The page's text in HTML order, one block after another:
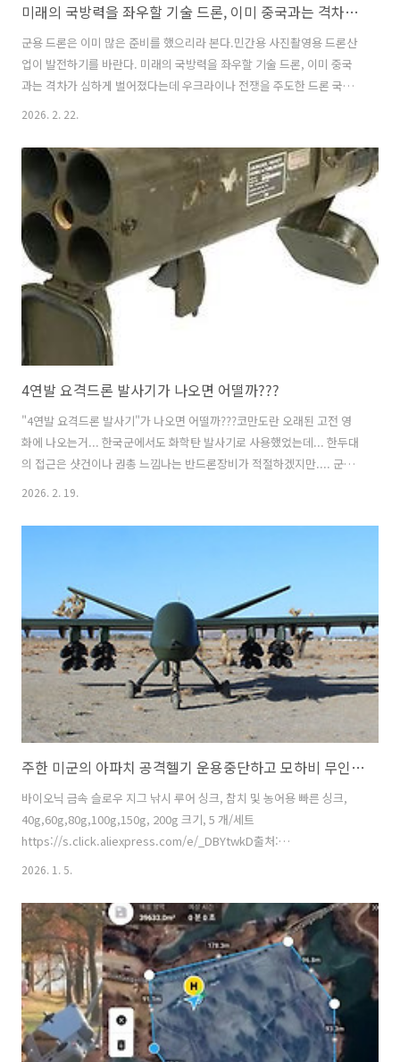
미래의 국방력을 좌우할 기술 드론, 이미 중국과는 격차가 심하게 벌어졌다는데
군용 드론은 이미 많은 준비를 했으리라 본다.민간용 사진촬영용 드론산
업이 발전하기를 바란다. 미래의 국방력을 좌우할 기술 드론, 이미 중국
과는 격차가 심하게 벌어졌다는데 우크라이나 전쟁을 주도한 드론 국산
화 시급하다｜다큐프라임｜#골라듄다큐 📌 미래 국방력의 핵심인 드론
인 블레이저 대공 무기를 세계 최초로 양산 배치했으며, 양자 암호 기술
을 드론에 접목하여 보안을 강화하고 대형 무인기 운영 가능성을 확인하
는 등 국방력 강화를 위한 노력을 지속하고 있습니다. 💡 한국 드론 기술
의 현주소는?우크라이나 전쟁을 통해 북한군이 드론 운용 노하우를 습득
하고 있어 위협이 커지는 가운데, 한국은 대드론 TF팀 운영, 안티드론 시
스템 연구 개발, 레..
2026. 2. 22.
4연발 요격드론 발사기가 나오면 어떨까???
"4연발 요격드론 발사기"가 나오면 어떨까???코만도란 오래된 고전 영
화에 나오는거... 한국군에서도 화학탄 발사기로 사용했었는데... 한두대
의 접근은 샷건이나 권총 느낌나는 반드론장비가 적절하겠지만.... 군집
으로 덤비는 드론에게는 좀 더 규모가 큰게 현명한 방법이 아닐까?
E" target="_blank" rel="noopener" data-mce-href="
si=1rYrOjL9aN3V1C-E 푸틴 경호원이 감추고 있던 비밀..
2026. 2. 19.
주한 미군의 아파치 공격헬기 운용중단하고 모하비 무인기로 대체
바이오닉 금속 슬로우 지그 낚시 루어 싱크, 참치 및 농어용 빠른 싱크,
40g,60g,80g,100g,150g, 200g 크기, 5 개/세트
https://s.click.aliexpress.com/e/_DBYtwkD출처:
https://richcat.tistory.com/304124 [리치캣의 현재 그리고 미래:티
Quickly for Tuna and Bass - Available in 40g,60g,80g,100g,150g
and 200g SizesSmarter Shopping, Better Living!
Aliexpress.comwww.aliexpress.com 야케다 군용 멀티캠 아라이드
카모 전술 ..
2026. 1. 5.